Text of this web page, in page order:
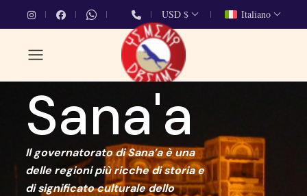
USD $ Italiano
Sana'a
Il governatorato di Sana’a è una
delle regioni più ricche di storia e
di significato culturale dello